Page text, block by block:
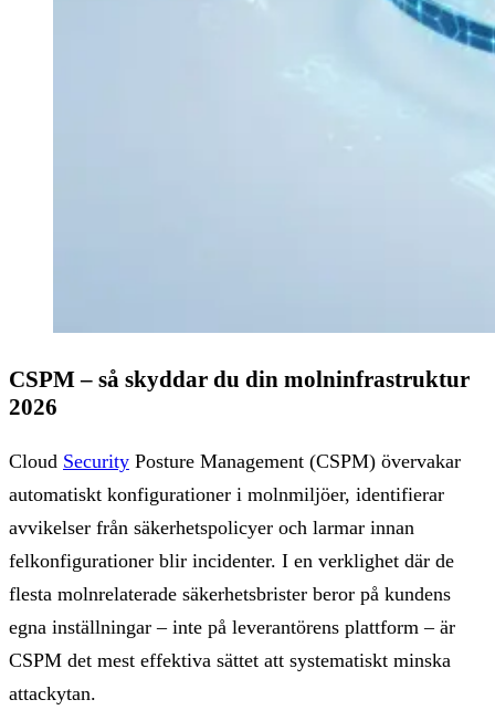
CSPM – så skyddar du din molninfrastruktur
2026
Cloud Security Posture Management (CSPM) övervakar
automatiskt konfigurationer i molnmiljöer, identifierar
avvikelser från säkerhetspolicyer och larmar innan
felkonfigurationer blir incidenter. I en verklighet där de
flesta molnrelaterade säkerhetsbrister beror på kundens
egna inställningar – inte på leverantörens plattform – är
CSPM det mest effektiva sättet att systematiskt minska
attackytan.